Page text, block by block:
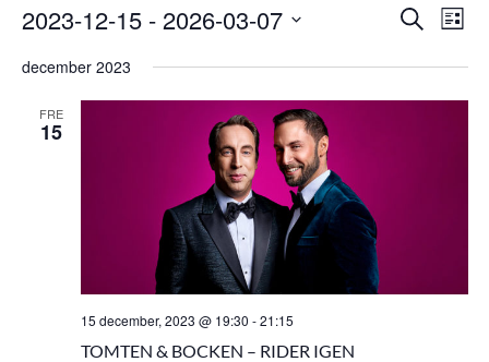
and
Search
Lista
2023-12-15 - 2026-03-07
date.
december 2023
FRE
15
15 december, 2023 @ 19:30 -21:15
TOMTEN & BOCKEN – RIDER IGEN